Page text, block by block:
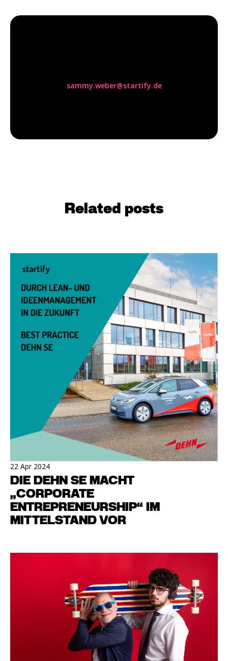
sammy.weber@startify.de
Related posts
22 Apr 2024
DIE DEHN SE MACHT
„CORPORATE
ENTREPRENEURSHIP“ IM
MITTELSTAND VOR